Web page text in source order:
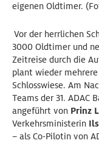
eigenen Oldtimer.
Vor der herrlichen
3000 Oldtimer und
Zeitreise durch die
plant wieder
Schlosswiese. Am
Teams der 31. ADAC
angeführt von Prinz
Verkehrsministerin
– als Co-Pilotin von